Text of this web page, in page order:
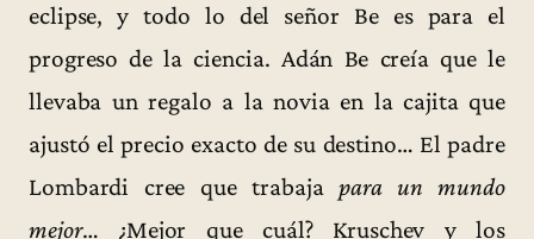
eclipse, y todo lo del señor Be es para el
progreso de la ciencia. Adán Be creía que le
llevaba un regalo a la novia en la cajita que
ajustó el precio exacto de su destino… El padre
Lombardi cree que trabaja para un mundo
mejor… ¿Mejor que cuál? Kruschev y los